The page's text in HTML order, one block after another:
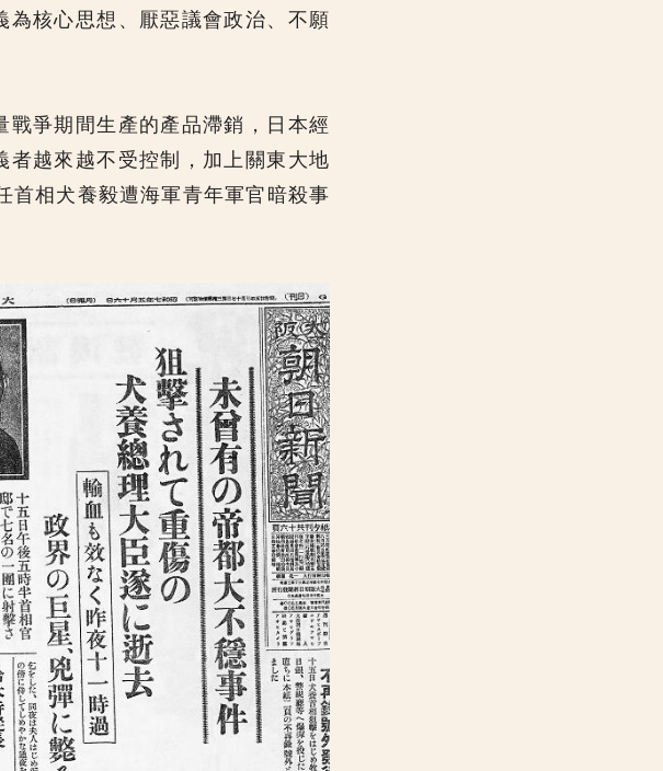
核心思想、厭惡議會政治、不願
爭期間生產的產品滯銷，日本經
越來越不受控制，加上關東大地
首相犬養毅遭海軍青年軍官暗殺事